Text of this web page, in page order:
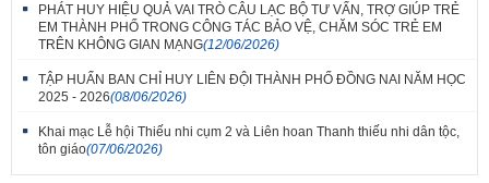
PHÁT HUY HIỆU QUẢ VAI TRÒ CÂU LẠC BỘ TƯ VẤN, TRỢ GIÚP TRẺ
EM THÀNH PHỐ TRONG CÔNG TÁC BẢO VỆ, CHĂM SÓC TRẺ EM
TRÊN KHÔNG GIAN MẠNG(12/06/2026)
TẬP HUẤN BAN CHỈ HUY LIÊN ĐỘI THÀNH PHỐ ĐỒNG NAI NĂM HỌC
2025 - 2026(08/06/2026)
Khai mạc Lễ hội Thiếu nhi cụm 2 và Liên hoan Thanh thiếu nhi dân tộc,
tôn giáo(07/06/2026)